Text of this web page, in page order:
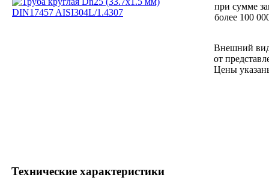
при сумме
более 100
Внешний вид
от
Цены
Технические характеристики